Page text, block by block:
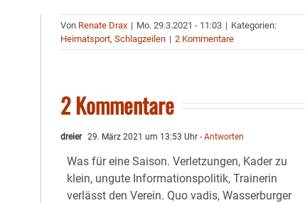
Von Renate Drax | Mo. 29.3.2021 - 11:03 | Kategorien:
Heimatsport,Schlagzeilen | 2 Kommentare
2 Kommentare
dreier 29. März 2021 um 13:53 Uhr - Antworten
Was für eine Saison. Verletzungen, Kader zu
klein, ungute Informationspolitik, Trainerin
verlässt den Verein. Quo vadis, Wasserburger